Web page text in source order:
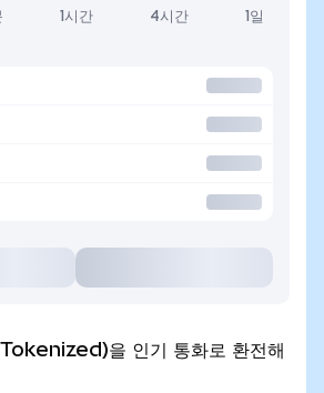
1시간 4시간 1일
을 인기 통화로 환전해